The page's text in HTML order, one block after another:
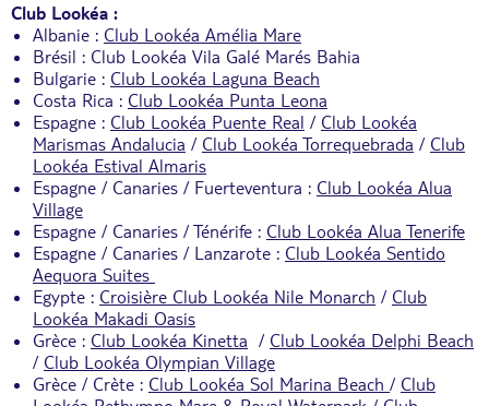
Club Lookéa :
Albanie : Club Lookéa Amélia Mare
Brésil : Club Lookéa Vila Galé Marés Bahia
Bulgarie : Club Lookéa Laguna Beach
Costa Rica : Club Lookéa Punta Leona
Espagne : Club Lookéa Puente Real / Club Lookéa
Marismas Andalucia / Club Lookéa Torrequebrada / Club
Lookéa Estival Almaris
Espagne / Canaries / Fuerteventura : Club Lookéa Alua
Village
Espagne / Canaries / Ténérife : Club Lookéa Alua Tenerife
Espagne / Canaries / Lanzarote : Club Lookéa Sentido
Aequora Suites
Egypte : Croisière Club Lookéa Nile Monarch / Club
Lookéa Makadi Oasis
Grèce : Club Lookéa Kinetta / Club Lookéa Delphi Beach
/ Club Lookéa Olympian Village
Grèce / Crète : Club Lookéa Sol Marina Beach / Club